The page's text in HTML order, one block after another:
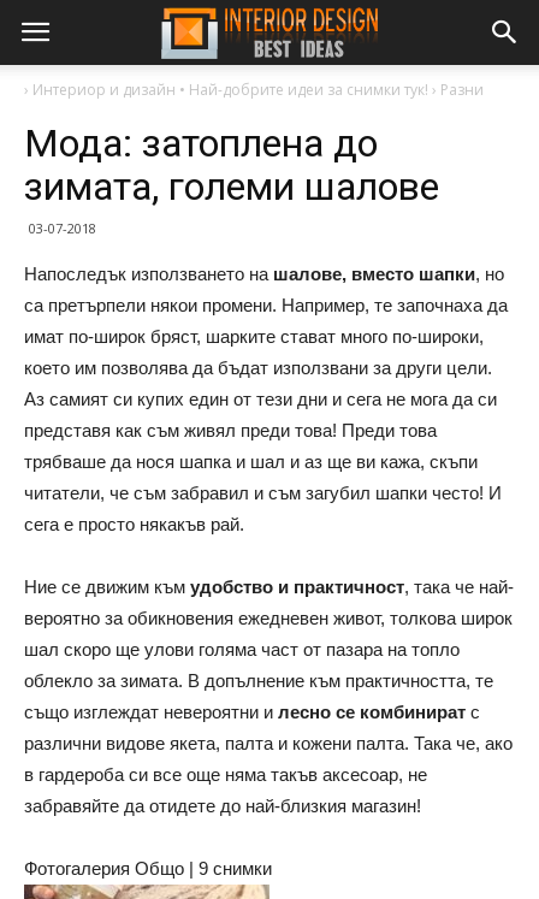
› Интериор и дизайн • Най-добрите идеи за снимки тук! › Разни
Мода: затоплена до
зимата, големи шалове
03-07-2018
Напоследък използването на шалове, вместо шапки, но
са претърпели някои промени. Например, те започнаха да
имат по-широк бряст, шарките стават много по-широки,
което им позволява да бъдат използвани за други цели.
Аз самият си купих един от тези дни и сега не мога да си
представя как съм живял преди това! Преди това
трябваше да нося шапка и шал и аз ще ви кажа, скъпи
читатели, че съм забравил и съм загубил шапки често! И
сега е просто някакъв рай.
Ние се движим към удобство и практичност, така че най-
вероятно за обикновения ежедневен живот, толкова широк
шал скоро ще улови голяма част от пазара на топло
облекло за зимата. В допълнение към практичността, те
също изглеждат невероятни и лесно се комбинират с
различни видове якета, палта и кожени палта. Така че, ако
в гардероба си все още няма такъв аксесоар, не
забравяйте да отидете до най-близкия магазин!
Фотогалерия Общо | 9 снимки